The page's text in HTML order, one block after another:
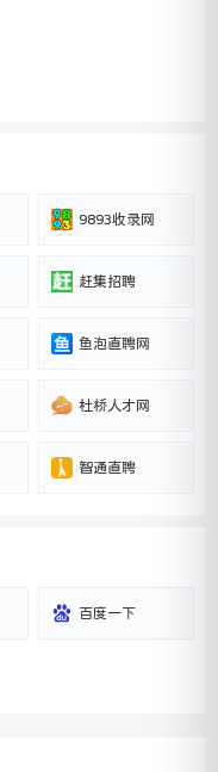
9893收录网
赶集招聘
鱼泡直聘网
杜桥人才网
智通直聘
百度一下